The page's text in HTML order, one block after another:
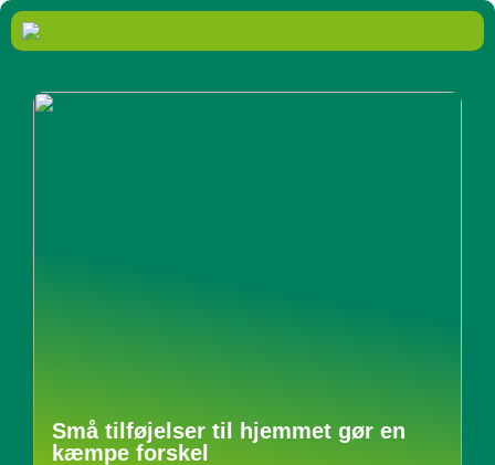
Små tilføjelser til hjemmet gør en
kæmpe forskel